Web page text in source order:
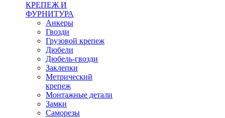
КРЕПЕЖ И
ФУРНИТУРА
Анкеры
Гвозди
Грузовой крепеж
Дюбели
Дюбель-гвозди
Заклепки
Метрический
крепеж
Монтажные детали
Замки
Саморезы